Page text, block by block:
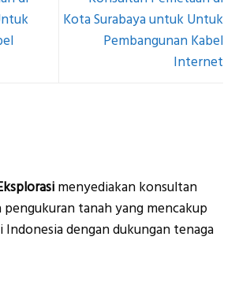
Kota Surabaya untuk Untuk
Pembangunan Kabel
Internet
menyediakan konsultan
pengukuran tanah yang mencakup
Indonesia dengan dukungan tenaga